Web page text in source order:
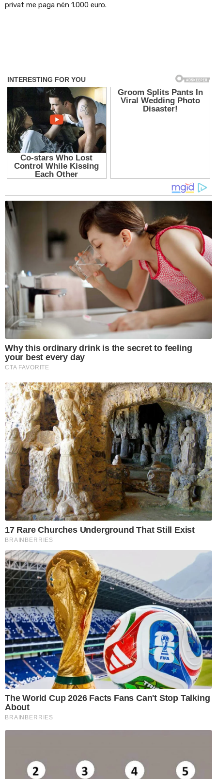
privat me paga nën 1.000 euro.